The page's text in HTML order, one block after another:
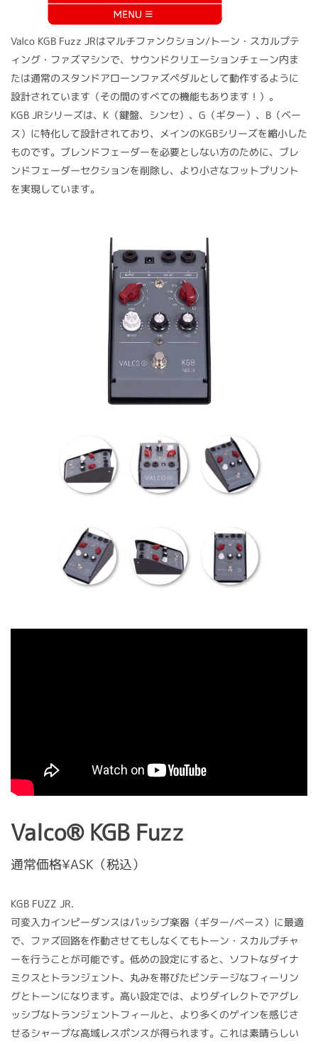
Valco KGB Fuzz JRはマルチファンクション/トーン・スカルプテ
ィング・ファズマシンで、サウンドクリエーションチェーン内ま
たは通常のスタンドアローンファズペダルとして動作するように
設計されています（その間のすべての機能もあります！）。
KGB JRシリーズは、K（鍵盤、シンセ）、G（ギター）、B（ベー
ス）に特化して設計されており、メインのKGBシリーズを縮小した
ものです。ブレンドフェーダーを必要としない方のために、ブレ
ンドフェーダーセクションを削除し、より小さなフットプリント
を実現しています。
Valco® KGB Fuzz
通常価格¥ASK（税込）
KGB FUZZ JR.
可変入力インピーダンスはパッシブ楽器（ギター/ベース）に最適
で、ファズ回路を作動させてもしなくてもトーン・スカルプチャ
ーを行うことが可能です。低めの設定にすると、ソフトなダイナ
ミクスとトランジェント、丸みを帯びたビンテージなフィーリン
グとトーンになります。高い設定では、よりダイレクトでアグレ
ッシブなトランジェントフィールと、より多くのゲインを感じさ
せるシャープな高域レスポンスが得られます。これは素晴らしい